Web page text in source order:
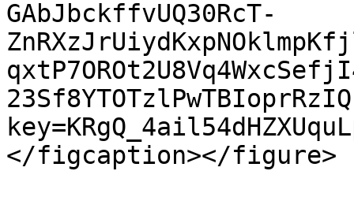
GAbJbckffvUQ30RcT-
</figcaption></figure>